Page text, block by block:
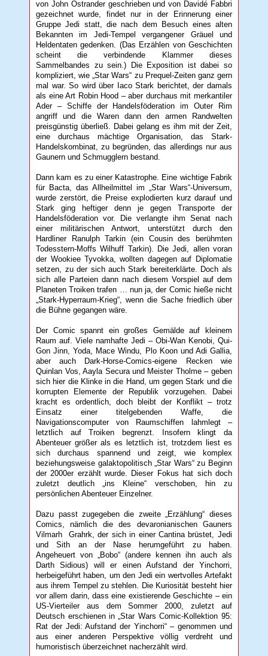
von John Ostrander geschrieben und von Davidé Fabbri
gezeichnet wurde, findet nur in der Erinnerung einer
Gruppe Jedi statt, die nach dem Besuch eines alten
Bekannten im Jedi-Tempel vergangener Gräuel und
Heldentaten gedenken. (Das Erzählen von Geschichten
scheint die verbindende Klammer dieses
Sammelbandes zu sein.) Die Exposition ist dabei so
kompliziert, wie „Star Wars“ zu Prequel-Zeiten ganz gern
mal war. So wird über Iaco Stark berichtet, der damals
als eine Art Robin Hood – aber durchaus mit merkantiler
Ader – Schiffe der Handelsföderation im Outer Rim
angriff und die Waren dann den armen Randwelten
preisgünstig überließ. Dabei gelang es ihm mit der Zeit,
eine durchaus mächtige Organisation, das Stark-
Handelskombinat, zu begründen, das allerdings nur aus
Gaunern und Schmugglern bestand.
Dann kam es zu einer Katastrophe. Eine wichtige Fabrik
für Bacta, das Allheilmittel im „Star Wars“-Universum,
wurde zerstört, die Preise explodierten kurz darauf und
Stark ging heftiger denn je gegen Transporte der
Handelsföderation vor. Die verlangte ihm Senat nach
einer militärischen Antwort, unterstützt durch den
Hardliner Ranulph Tarkin (ein Cousin des berühmten
Todesstern-Moffs Wilhuff Tarkin). Die Jedi, allen voran
der Wookiee Tyvokka, wollten dagegen auf Diplomatie
setzen, zu der sich auch Stark bereiterklärte. Doch als
sich alle Parteien dann nach diesem Vorspiel auf dem
Planeten Troiken trafen … nun ja, der Comic hieße nicht
„Stark-Hyperraum-Krieg“, wenn die Sache friedlich über
die Bühne gegangen wäre.
Der Comic spannt ein großes Gemälde auf kleinem
Raum auf. Viele namhafte Jedi – Obi-Wan Kenobi, Qui-
Gon Jinn, Yoda, Mace Windu, Plo Koon und Adi Gallia,
aber auch Dark-Horse-Comics-eigene Recken wie
Quinlan Vos, Aayla Secura und Meister Tholme – geben
sich hier die Klinke in die Hand, um gegen Stark und die
korrupten Elemente der Republik vorzugehen. Dabei
kracht es ordentlich, doch bleibt der Konflikt – trotz
Einsatz einer titelgebenden Waffe, die
Navigationscomputer von Raumschiffen lahmlegt –
letztlich auf Troiken begrenzt. Insofern klingt da
Abenteuer größer als es letztlich ist, trotzdem liest es
sich durchaus spannend und zeigt, wie komplex
beziehungsweise galaktopolitisch „Star Wars“ zu Beginn
der 2000er erzählt wurde. Dieser Fokus hat sich doch
zuletzt deutlich „ins Kleine“ verschoben, hin zu
persönlichen Abenteuer Einzelner.
Dazu passt zugegeben die zweite „Erzählung“ dieses
Comics, nämlich die des devaronianischen Gauners
Vilmarh Grahrk, der sich in einer Cantina brüstet, Jedi
und Sith an der Nase herumgeführt zu haben.
Angeheuert von „Bobo“ (andere kennen ihn auch als
Darth Sidious) will er einen Aufstand der Yinchorri,
herbeigeführt haben, um den Jedi ein wertvolles Artefakt
aus ihrem Tempel zu stehlen. Die Kuriosität besteht hier
vor allem darin, dass eine existierende Geschichte – ein
US-Vierteiler aus dem Sommer 2000, zuletzt auf
Deutsch erschienen in „Star Wars Comic-Kollektion 95:
Rat der Jedi: Aufstand der Yinchorri“ – genommen und
aus einer anderen Perspektive völlig verdreht und
humoristisch überzeichnet nacherzählt wird.